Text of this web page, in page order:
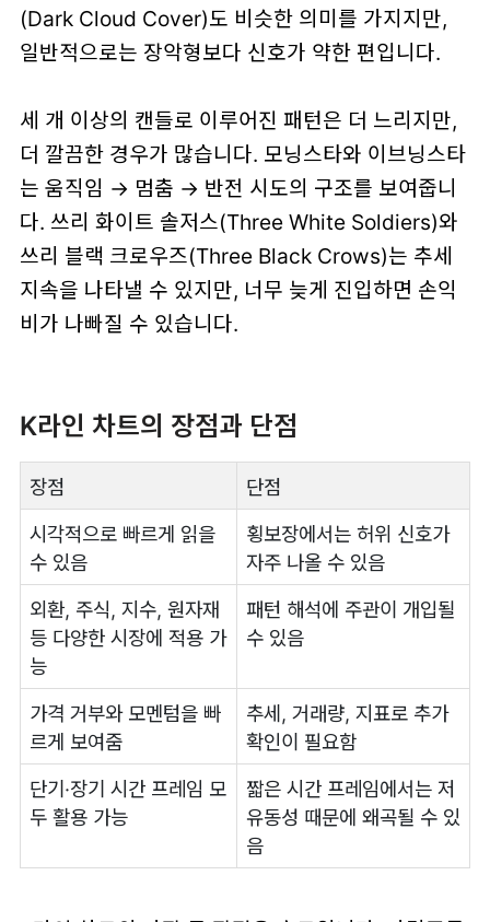
(Dark Cloud Cover)도 비슷한 의미를 가지지만,
일반적으로는 장악형보다 신호가 약한 편입니다.
세 개 이상의 캔들로 이루어진 패턴은 더 느리지만,
더 깔끔한 경우가 많습니다. 모닝스타와 이브닝스타
는 움직임 → 멈춤 → 반전 시도의 구조를 보여줍니
다. 쓰리 화이트 솔저스(Three White Soldiers)와
쓰리 블랙 크로우즈(Three Black Crows)는 추세
지속을 나타낼 수 있지만, 너무 늦게 진입하면 손익
비가 나빠질 수 있습니다.
K라인 차트의 장점과 단점
장점 단점
시각적으로 빠르게 읽을
수 있음
횡보장에서는 허위 신호가
자주 나올 수 있음
외환, 주식, 지수, 원자재
등 다양한 시장에 적용 가
능
패턴 해석에 주관이 개입될
수 있음
가격 거부와 모멘텀을 빠
르게 보여줌
추세, 거래량, 지표로 추가
확인이 필요함
단기·장기 시간 프레임 모
두 활용 가능
짧은 시간 프레임에서는 저
유동성 때문에 왜곡될 수 있
음